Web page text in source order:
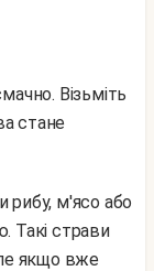
Візьміть
стане
страви
якщо вже